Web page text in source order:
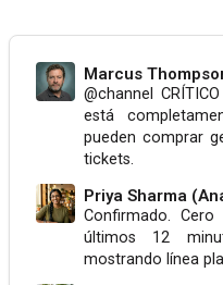
Marcus
@channel
está
pueden comprar
tickets.
Priya Sharma
Confirmado.
últimos 12
mostrando línea